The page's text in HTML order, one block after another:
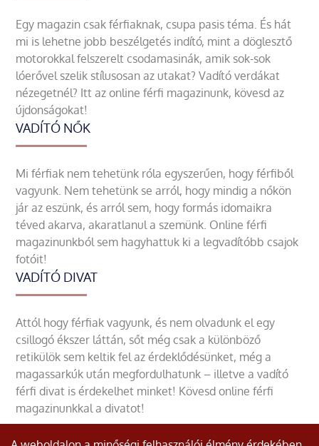
Egy magazin csak férfiaknak, csupa pasis téma. És hát
mi is lehetne jobb beszélgetés indító, mint a döglesztő
motorokkal felszerelt csodamasinák, amik sok-sok
lóerővel szelik stílusosan az utakat? Vadító verdákat
nézegetnél? Itt az online férfi magazinunk, kövesd az
újdonságokat!
VADÍTÓ NŐK
Mi férfiak nem tehetünk róla egyszerűen, hogy férfiből
vagyunk. Nem tehetünk se arról, hogy mindig a nőkön
jár az eszünk, és arról sem, hogy formás idomaikra
téved akarva, akaratlanul a szemünk. Online férfi
magazinunkból sem hagyhattuk ki a legvadítóbb csajok
fotóit!
VADÍTÓ DIVAT
Attól hogy férfiak vagyunk, és nem olvadunk el egy
csillogó ékszer láttán, sőt még csak a különböző
retikülök sem keltik fel az érdeklődésünket, még a
magassarkúk után megfordulhatunk – illetve a vadító
férfi divat is érdekelhet minket! Kövesd online férfi
magazinunkkal a divatot!